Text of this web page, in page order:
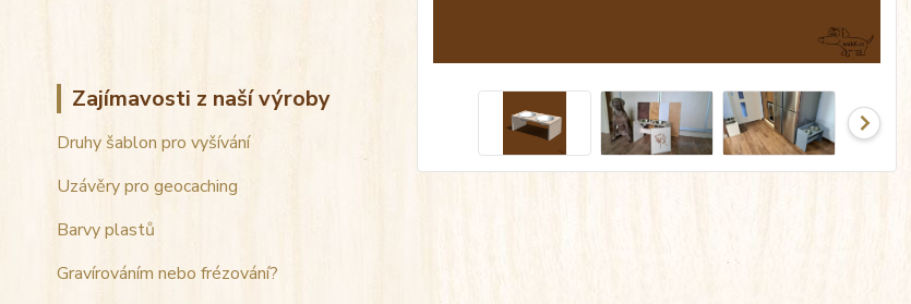
Zajímavosti z naší výroby
Druhy šablon pro vyšívání
Uzávěry pro geocaching
Barvy plastů
Gravírováním nebo frézování?